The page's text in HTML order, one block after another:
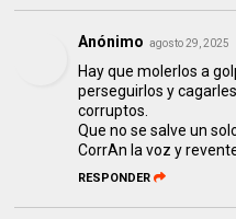
Anónimo agosto 29, 2025
Hay que molerlos a
perseguirlos y
corruptos.
Que no se salve un
CorrAn la voz y
RESPONDER